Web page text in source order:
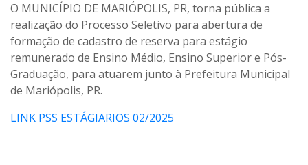
O MUNICÍPIO DE MARIÓPOLIS, PR, torna pública a
realização do Processo Seletivo para abertura de
formação de cadastro de reserva para estágio
remunerado de Ensino Médio, Ensino Superior e Pós-
Graduação, para atuarem junto à Prefeitura Municipal
de Mariópolis, PR.
LINK PSS ESTÁGIARIOS 02/2025